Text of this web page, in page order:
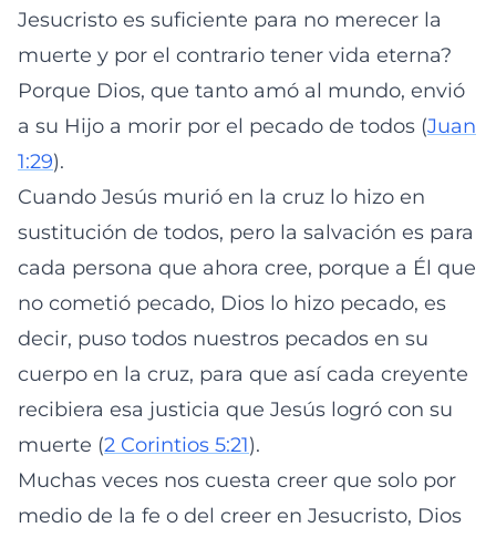
Jesucristo es suficiente para no merecer la
muerte y por el contrario tener vida eterna?
Porque Dios, que tanto amó al mundo, envió
a su Hijo a morir por el pecado de todos (Juan
1:29).
Cuando Jesús murió en la cruz lo hizo en
sustitución de todos, pero la salvación es para
cada persona que ahora cree, porque a Él que
no cometió pecado, Dios lo hizo pecado, es
decir, puso todos nuestros pecados en su
cuerpo en la cruz, para que así cada creyente
recibiera esa justicia que Jesús logró con su
muerte (2 Corintios 5:21).
Muchas veces nos cuesta creer que solo por
medio de la fe o del creer en Jesucristo, Dios